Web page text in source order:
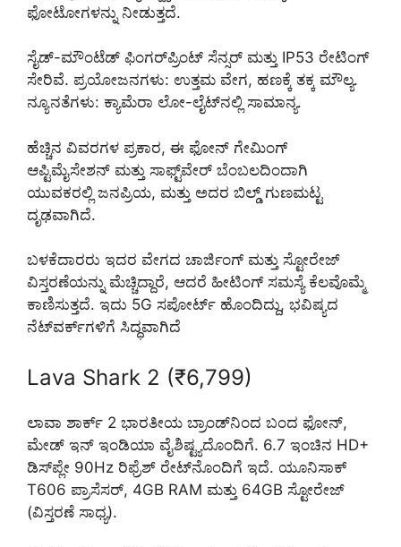
ಫೋಟೋಗಳನ್ನು ನೀಡುತ್ತದೆ.
ಸೈಡ್-ಮೌಂಟೆಡ್ ಫಿಂಗರ್‌ಪ್ರಿಂಟ್ ಸೆನ್ಸರ್ ಮತ್ತು IP53 ರೇಟಿಂಗ್
ಸೇರಿವೆ. ಪ್ರಯೋಜನಗಳು: ಉತ್ತಮ ವೇಗ, ಹಣಕ್ಕೆ ತಕ್ಕ ಮೌಲ್ಯ.
ನ್ಯೂನತೆಗಳು: ಕ್ಯಾಮೆರಾ ಲೋ-ಲೈಟ್‌ನಲ್ಲಿ ಸಾಮಾನ್ಯ.
ಹೆಚ್ಚಿನ ವಿವರಗಳ ಪ್ರಕಾರ, ಈ ಫೋನ್ ಗೇಮಿಂಗ್
ಆಪ್ಟಿಮೈಸೇಶನ್ ಮತ್ತು ಸಾಫ್ಟ್‌ವೇರ್ ಬೆಂಬಲದಿಂದಾಗಿ
ಯುವಕರಲ್ಲಿ ಜನಪ್ರಿಯ, ಮತ್ತು ಅದರ ಬಿಲ್ಡ್ ಗುಣಮಟ್ಟ
ದೃಢವಾಗಿದೆ.
ಬಳಕೆದಾರರು ಇದರ ವೇಗದ ಚಾರ್ಜಿಂಗ್ ಮತ್ತು ಸ್ಟೋರೇಜ್
ವಿಸ್ತರಣೆಯನ್ನು ಮೆಚ್ಚಿದ್ದಾರೆ, ಆದರೆ ಹೀಟಿಂಗ್ ಸಮಸ್ಯೆ ಕೆಲವೊಮ್ಮೆ
ಕಾಣಿಸುತ್ತದೆ. ಇದು 5G ಸಪೋರ್ಟ್ ಹೊಂದಿದ್ದು, ಭವಿಷ್ಯದ
ನೆಟ್‌ವರ್ಕ್‌ಗಳಿಗೆ ಸಿದ್ಧವಾಗಿದೆ
Lava Shark 2 (₹6,799)
ಲಾವಾ ಶಾರ್ಕ್ 2 ಭಾರತೀಯ ಬ್ರಾಂಡ್‌ನಿಂದ ಬಂದ ಫೋನ್,
ಮೇಡ್ ಇನ್ ಇಂಡಿಯಾ ವೈಶಿಷ್ಟ್ಯದೊಂದಿಗೆ. 6.7 ಇಂಚಿನ HD+
ಡಿಸ್‌ಪ್ಲೇ 90Hz ರಿಫ್ರೆಶ್ ರೇಟ್‌ನೊಂದಿಗೆ ಇದೆ. ಯೂನಿಸಾಕ್
T606 ಪ್ರಾಸೆಸರ್, 4GB RAM ಮತ್ತು 64GB ಸ್ಟೋರೇಜ್
(ವಿಸ್ತರಣೆ ಸಾಧ್ಯ).